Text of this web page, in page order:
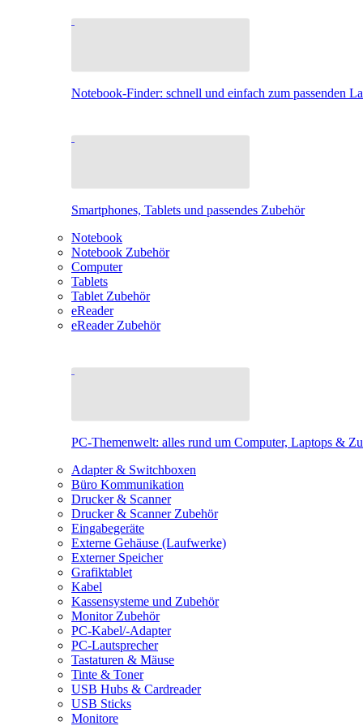
Notebook-Finder: schnell und einfach zum passenden
Smartphones, Tablets und passendes Zubehör
Notebook
Notebook Zubehör
Computer
Tablets
Tablet Zubehör
eReader
eReader Zubehör
PC-Themenwelt: alles rund um Computer, Laptops &
Adapter & Switchboxen
Büro Kommunikation
Drucker & Scanner
Drucker & Scanner Zubehör
Eingabegeräte
Externe Gehäuse (Laufwerke)
Externer Speicher
Grafiktablet
Kabel
Kassensysteme und Zubehör
Monitor Zubehör
PC-Kabel/-Adapter
PC-Lautsprecher
Tastaturen & Mäuse
Tinte & Toner
USB Hubs & Cardreader
USB Sticks
Monitore